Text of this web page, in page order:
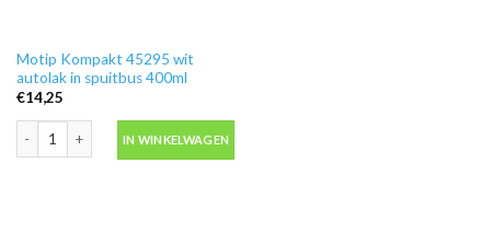
Motip Kompakt 45295 wit
autolak in spuitbus 400ml
€14,25
Motip Kompakt 45295 wit autolak in spuitbus 400ml aantal
IN WINKELWAGEN